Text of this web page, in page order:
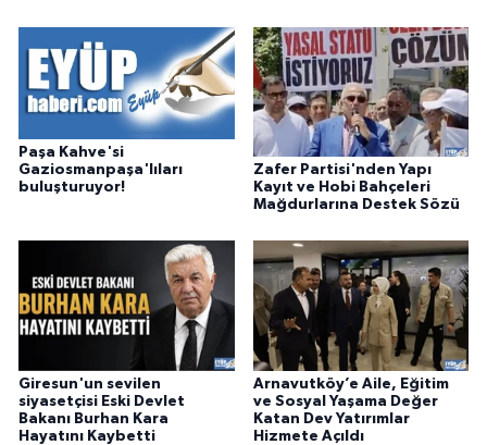
Paşa Kahve'si
Gaziosmanpaşa'lıları
buluşturuyor!
Zafer Partisi'nden Yapı
Kayıt ve Hobi Bahçeleri
Mağdurlarına Destek Sözü
Giresun'un sevilen
siyasetçisi Eski Devlet
Bakanı Burhan Kara
Hayatını Kaybetti
Arnavutköy’e Aile, Eğitim
ve Sosyal Yaşama Değer
Katan Dev Yatırımlar
Hizmete Açıldı